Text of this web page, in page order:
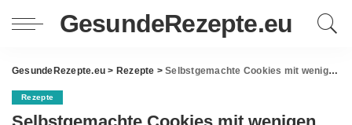
GesundeRezepte.eu
GesundeRezepte.eu > Rezepte >Selbstgemachte Cookies mit wenigen Zutaten sind immer köstlich.
Rezepte